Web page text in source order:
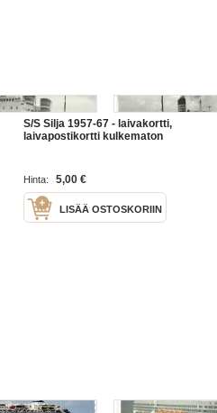
S/S Silja 1957-67 - laivakortti,
laivapostikortti kulkematon
Hinta: 5,00 €
LISÄÄ OSTOSKORIIN